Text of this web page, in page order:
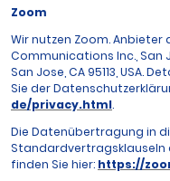
Zoom
Wir nutzen Zoom. Anbieter
Communications Inc., San
San Jose, CA 95113, USA.
Sie der
de/privacy.html.
Die Datenübertragung in
Standardvertragsklauseln
finden Sie hier: https://